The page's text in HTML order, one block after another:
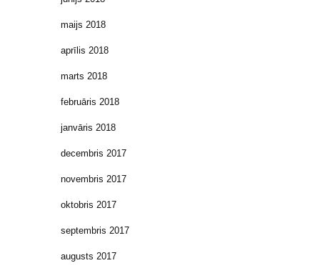
maijs 2018
aprīlis 2018
marts 2018
februāris 2018
janvāris 2018
decembris 2017
novembris 2017
oktobris 2017
septembris 2017
augusts 2017